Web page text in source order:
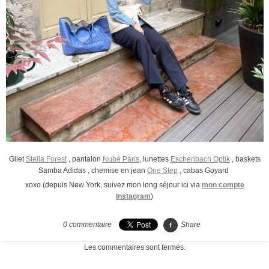
Gilet Stella Forest, pantalon Nubé Paris, lunettes Eschenbach Optik, baskets
Samba Adidas , chemise en jean One Step , cabas Goyard
xoxo (depuis New York, suivez mon long séjour ici via mon compte
Instagram)
0 commentaire Share
Les commentaires sont fermés.